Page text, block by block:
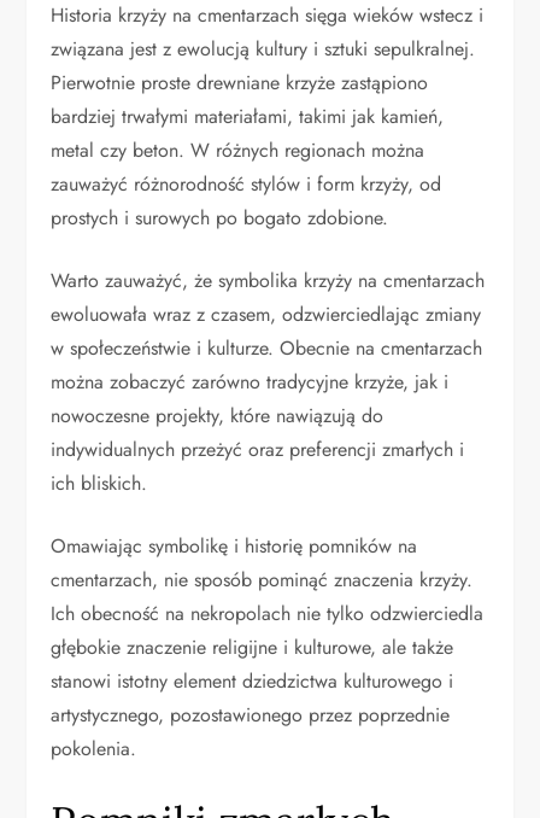
Historia krzyży na cmentarzach sięga wieków wstecz i
związana jest z ewolucją kultury i sztuki sepulkralnej.
Pierwotnie proste drewniane krzyże zastąpiono
bardziej trwałymi materiałami, takimi jak kamień,
metal czy beton. W różnych regionach można
zauważyć różnorodność stylów i form krzyży, od
prostych i surowych po bogato zdobione.
Warto zauważyć, że symbolika krzyży na cmentarzach
ewoluowała wraz z czasem, odzwierciedlając zmiany
w społeczeństwie i kulturze. Obecnie na cmentarzach
można zobaczyć zarówno tradycyjne krzyże, jak i
nowoczesne projekty, które nawiązują do
indywidualnych przeżyć oraz preferencji zmarłych i
ich bliskich.
Omawiając symbolikę i historię pomników na
cmentarzach, nie sposób pominąć znaczenia krzyży.
Ich obecność na nekropolach nie tylko odzwierciedla
głębokie znaczenie religijne i kulturowe, ale także
stanowi istotny element dziedzictwa kulturowego i
artystycznego, pozostawionego przez poprzednie
pokolenia.